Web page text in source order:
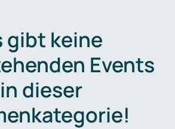
gibt keine
Events
in dieser